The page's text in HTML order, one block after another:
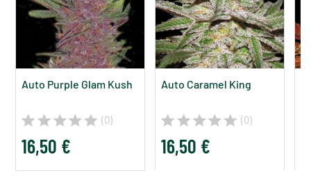
Auto Purple Glam Kush
(0)
16,50 €
Auto Caramel King
(0)
16,50 €